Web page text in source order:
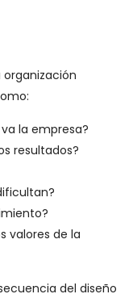
la empresa?
resultados?
valores de la
del diseño